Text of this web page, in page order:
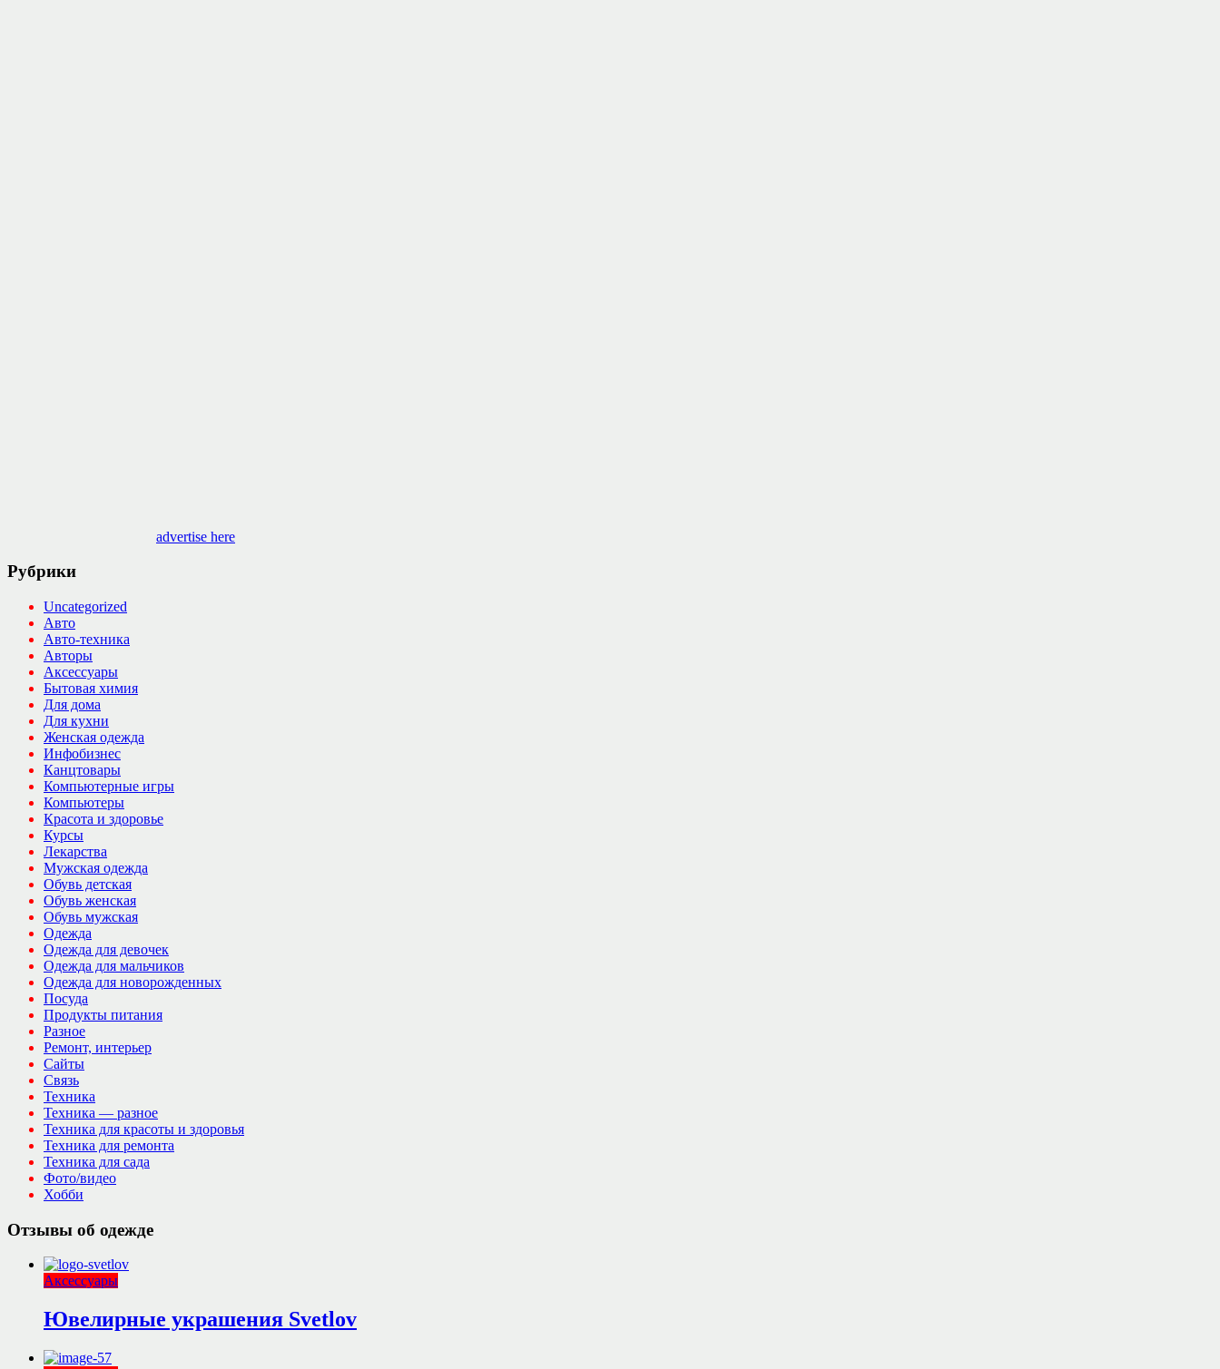
advertise here
Рубрики
Uncategorized
Авто
Авто-техника
Авторы
Аксессуары
Бытовая химия
Для дома
Для кухни
Женская одежда
Инфобизнес
Канцтовары
Компьютерные игры
Компьютеры
Красота и здоровье
Курсы
Лекарства
Мужская одежда
Обувь детская
Обувь женская
Обувь мужская
Одежда
Одежда для девочек
Одежда для мальчиков
Одежда для новорожденных
Посуда
Продукты питания
Разное
Ремонт, интерьер
Сайты
Связь
Техника
Техника — разное
Техника для красоты и здоровья
Техника для ремонта
Техника для сада
Фото/видео
Хобби
Отзывы об одежде
Аксессуары
Ювелирные украшения Svetlov